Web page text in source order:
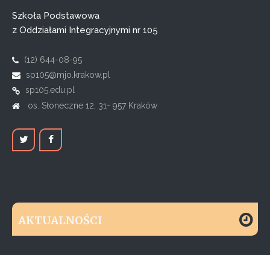
Szkoła Podstawowa
z Oddziałami Integracyjnymi nr 105
(12) 644-08-95
sp105@mjo.krakow.pl
sp105.edu.pl
os. Słoneczne 12, 31- 957 Kraków
AKTUALNOŚCI